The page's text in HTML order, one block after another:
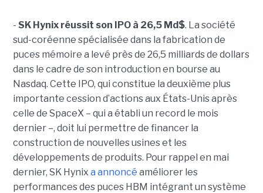
- SK Hynix réussit son IPO à 26,5 Md$. La société
sud-coréenne spécialisée dans la fabrication de
puces mémoire a levé près de 26,5 milliards de dollars
dans le cadre de son introduction en bourse au
Nasdaq. Cette IPO, qui constitue la deuxième plus
importante cession d’actions aux États-Unis après
celle de SpaceX – qui a établi un record le mois
dernier –, doit lui permettre de financer la
construction de nouvelles usines et les
développements de produits. Pour rappel en mai
dernier, SK Hynix a annoncé améliorer les
performances des puces HBM intégrant un système